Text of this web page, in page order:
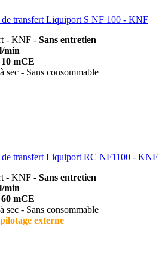
de transfert Liquiport S NF 100 - KNF
- KNF - Sans entretien
min
10 mCE
sec - Sans consommable
de transfert Liquiport RC NF1100 - KNF
- KNF - Sans entretien
min
60 mCE
sec - Sans consommable
externe